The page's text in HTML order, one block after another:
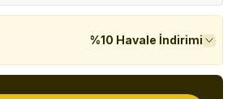
%10 Havale İndirimi